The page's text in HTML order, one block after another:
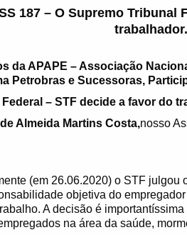
187 – O Supremo Tribunal
trabalhador.
da APAPE – Associação
Petrobras e Sucessoras,
– STF decide a favor do
Almeida Martins Costa,nosso
(em 26.06.2020) o STF
objetiva do
A decisão é
na área da saúde,